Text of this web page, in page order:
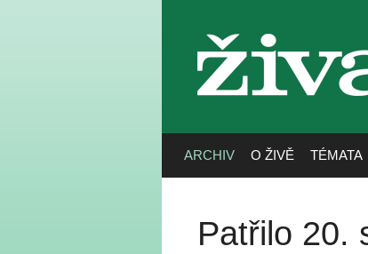
živa
ARCHIV O ŽIVĚ TÉMATA
Patřilo 20.